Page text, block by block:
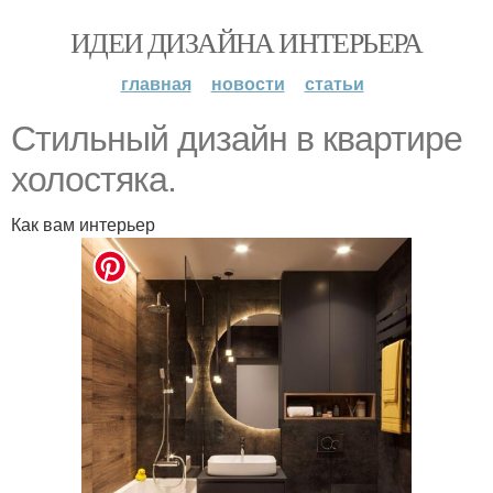
ИДЕИ ДИЗАЙНА ИНТЕРЬЕРА
главная новости статьи
Cтильный дизайн в квартире
холостяка.
Как вам интерьер